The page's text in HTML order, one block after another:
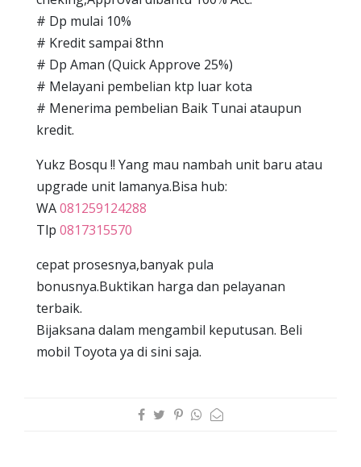
# Dp mulai 10%
# Kredit sampai 8thn
# Dp Aman (Quick Approve 25%)
# Melayani pembelian ktp luar kota
# Menerima pembelian Baik Tunai ataupun
kredit.
Yukz Bosqu !! Yang mau nambah unit baru atau
upgrade unit lamanya.Bisa hub:
WA081259124288
Tlp 0817315570
cepat prosesnya,banyak pula
bonusnya.Buktikan harga dan pelayanan
terbaik.
Bijaksana dalam mengambil keputusan. Beli
mobil Toyota ya di sini saja.